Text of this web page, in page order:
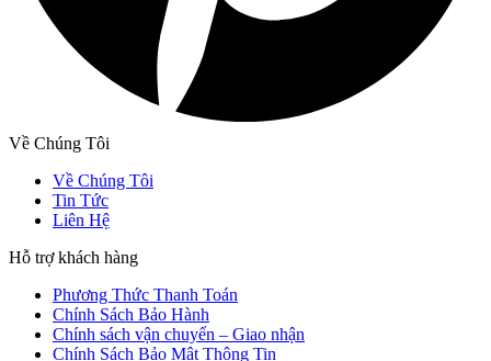
Về Chúng Tôi
Về Chúng Tôi
Tin Tức
Liên Hệ
Hỗ trợ khách hàng
Phương Thức Thanh Toán
Chính Sách Bảo Hành
Chính sách vận chuyển – Giao nhận
Chính Sách Bảo Mật Thông Tin